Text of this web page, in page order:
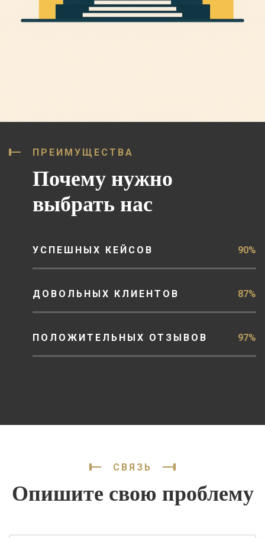
ПРЕИМУЩЕСТВА
Почему нужно
выбрать нас
УСПЕШНЫХ КЕЙСОВ 90%
ДОВОЛЬНЫХ КЛИЕНТОВ 87%
ПОЛОЖИТЕЛЬНЫХ ОТЗЫВОВ 97%
СВЯЗЬ
Опишите свою проблему